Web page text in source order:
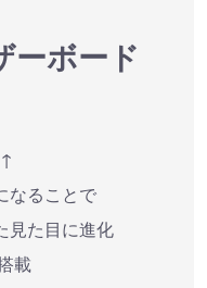
ーボード
なることで
見た目に進化
載